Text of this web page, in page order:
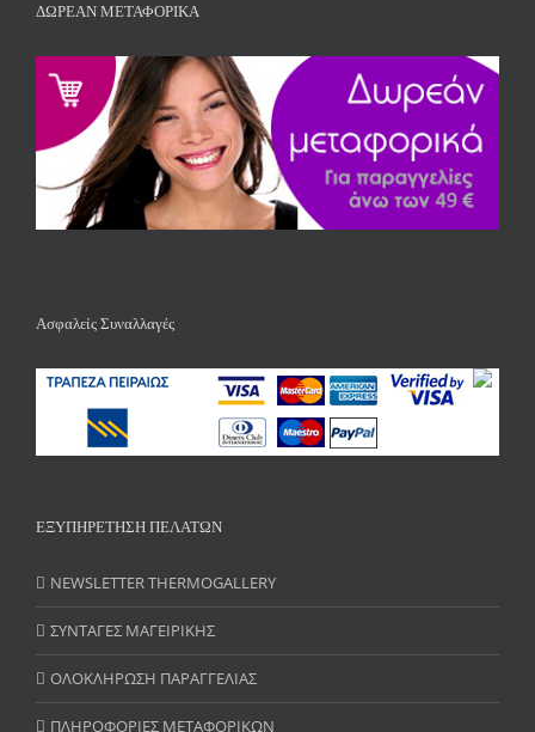
ΔΩΡΕΑΝ ΜΕΤΑΦΟΡΙΚΑ
Ασφαλείς Συναλλαγές
ΕΞΥΠΗΡΕΤΗΣΗ ΠΕΛΑΤΩΝ
NEWSLETTER THERMOGALLERY
ΣΥΝΤΑΓΕΣ ΜΑΓΕΙΡΙΚΗΣ
ΟΛΟΚΛΗΡΩΣΗ ΠΑΡΑΓΓΕΛΙΑΣ
ΠΛΗΡΟΦΟΡΙΕΣ ΜΕΤΑΦΟΡΙΚΩΝ